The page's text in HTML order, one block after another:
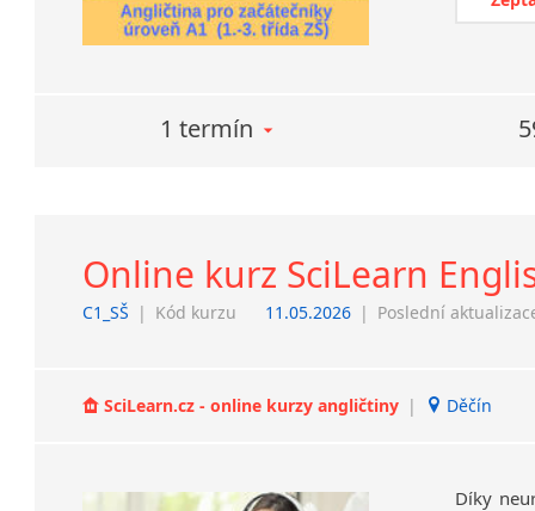
1 termín
Online kurz SciLearn
C1_SŠ | Kód kurzu 11.05.2026 | Poslední
SciLearn.cz - online kurzy angličtiny | Děčín
Díky